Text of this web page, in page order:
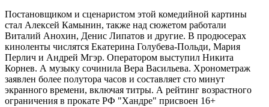
Постановщиком и сценаристом этой комедийной картины
стал Алексей Камынин, также над сюжетом работали
Виталий Анохин, Денис Липатов и другие. В продюсерах
киноленты числятся Екатерина Голубева-Польди, Мария
Перлич и Андрей Мгэр. Оператором выступил Никита
Корнев. А музыку сочинила Вера Васильева. Хронометраж
заявлен более полутора часов и составляет сто минут
экранного времени, включая титры. А рейтинг возрастного
ограничения в прокате РФ "Хандре" присвоен 16+